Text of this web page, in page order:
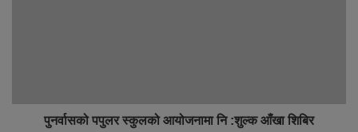
पुनर्वासको पपुलर स्कुलको आयोजनामा नि :शुल्क आँखा शिबिर